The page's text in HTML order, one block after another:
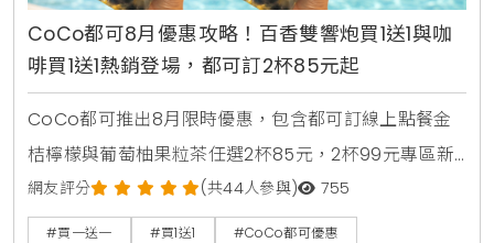
CoCo都可8月優惠攻略！百香雙響炮買1送1與咖
啡買1送1熱銷登場，都可訂2杯85元起
CoCo都可推出8月限時優惠，包含都可訂線上點餐金
桔檸檬與葡萄柚果粒茶任選2杯85元，2杯99元專區新
上架粉角檸檬冬瓜，每週一二指定咖啡買1送1，8月5日
週三好友日更祭出百香雙響炮買1送1優惠。
網友評分 (共44人參與) 755
#買一送一 #買1送1 #CoCo都可優惠